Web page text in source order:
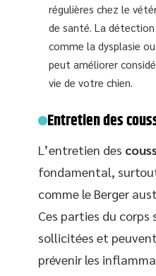
régulières chez le
de santé. La
comme la dysplasie
peut améliorer
vie de votre chien.
Entretien des
L’entretien des
fondamental,
comme le Berger
Ces parties du
sollicitées et
prévenir les